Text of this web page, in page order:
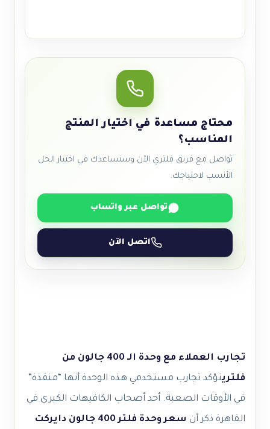
محتاج مساعدة في اختيار المنتج
المناسب؟
تواصل مع فريق فلتري الآن وسنساعدك في اختيار الحل
الأنسب لاحتياجك.
تواصل عبر واتساب
اتصل الآن
تجارب العملاء مع وحدة الـ 400 جالون من
فلتريتؤكد تجارب مستخدمي هذه الوحدة أنها “منقذة”
في الأوقات الصعبة. أحد أصحاب الكافيهات الكبرى في
القاهرة ذكر أن
سعر وحدة فلتر 400 جالون دايركت